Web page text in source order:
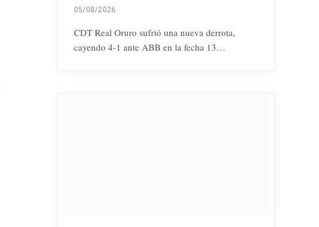
05/08/2026
CDT Real Oruro sufrió una nueva derrota,
cayendo 4-1 ante ABB en la fecha 13…